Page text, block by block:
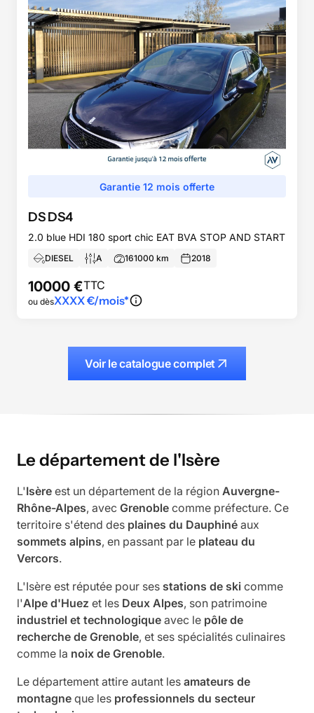
Garantie 12 mois offerte
DSDS4
2.0 blue HDI 180 sport chic EAT BVA STOP AND START
DIESEL A 161000 km 2018
10000 €TTC
ou dèsXXXX€/mois*
Voir le catalogue complet
Le département de l'Isère
L'Isère est un département de la région Auvergne-
Rhône-Alpes, avec Grenoble comme préfecture. Ce
territoire s'étend des plaines du Dauphiné aux
sommets alpins, en passant par le plateau du
Vercors.
L'Isère est réputée pour ses stations de ski comme
l'Alpe d'Huez et les Deux Alpes, son patrimoine
industriel et technologique avec le pôle de
recherche de Grenoble, et ses spécialités culinaires
comme la noix de Grenoble.
Le département attire autant les amateurs de
montagne que les professionnels du secteur